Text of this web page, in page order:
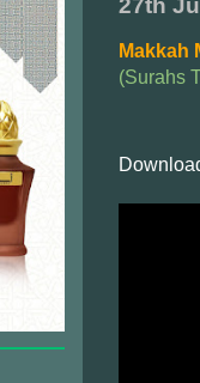
27th
Makkah
(Surahs